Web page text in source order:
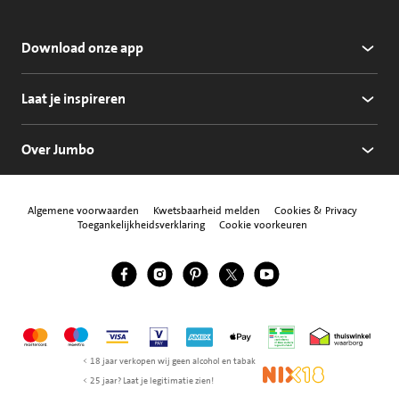
Download onze app
Laat je inspireren
Over Jumbo
Algemene voorwaarden Kwetsbaarheid melden
Cookies & Privacy
Toegankelijkheidsverklaring
Cookie voorkeuren
Volg ons
Jumbo Facebook
Jumbo Instagram
Jumbo Pinterest
Jumbo Twitter
Jumbo YouTube
MastercardMaestroVisa Vpay American Express
Apple Pay Thuiswinkel
< 18 jaar verkopen wij geen alcohol en tabak
< 25 jaar? Laat je legitimatie zien!
NIX18